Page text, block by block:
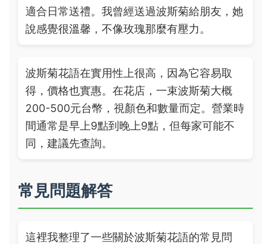
適合日常送禮。我曾經送過波斯菊給朋友，她
說感覺很溫馨，不像玫瑰那麼有壓力。
波斯菊花語在實用性上很高，因為它容易取
得，價格也實惠。在花店，一束波斯菊大概
200-500元台幣，視顏色和數量而定。營業時
間通常是早上9點到晚上9點，但每家可能不
同，建議先查詢。
常見問題解答
這裡我整理了一些關於波斯菊花語的常見問